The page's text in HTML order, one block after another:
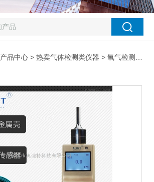
产品中心 >热卖气体检测类仪器 >氧气检测仪